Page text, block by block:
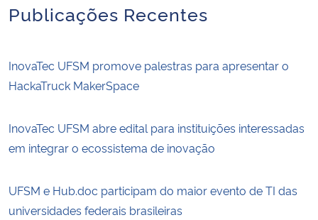
Publicações Recentes
InovaTec UFSM promove palestras para apresentar o
HackaTruck MakerSpace
InovaTec UFSM abre edital para instituições interessadas
em integrar o ecossistema de inovação
UFSM e Hub.doc participam do maior evento de TI das
universidades federais brasileiras